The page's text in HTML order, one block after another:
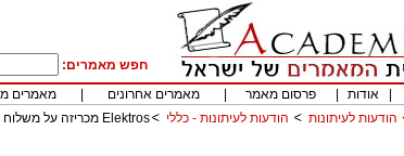
חפש מאמרים:
אודות פרסום מאמר מאמרים אחרונים מאמרים
הודעות לעיתונות הודעות לעיתונות - כללי Elektros מכריזה על משלוח ראשון של רכבי טסלה להשקת חטיבת השכרת רכב חשמלי